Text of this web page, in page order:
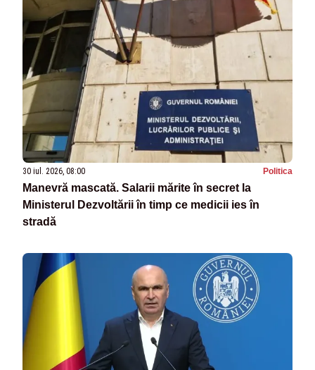
30 iul. 2026, 08:00 Politica
Manevră mascată. Salarii mărite în secret la
Ministerul Dezvoltării în timp ce medicii ies în
stradă